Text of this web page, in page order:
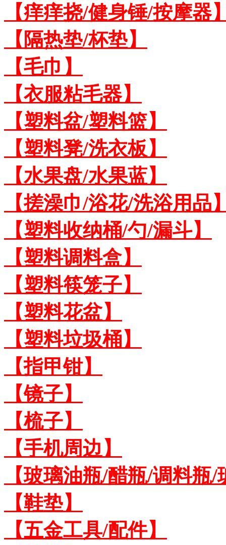
【痒痒挠/健身锤/按摩器
【隔热垫/杯垫】
【毛巾】
【衣服粘毛器】
【塑料盆/塑料篮】
【塑料凳/洗衣板】
【水果盘/水果蓝】
【搓澡巾/浴花/洗浴用品
【塑料收纳桶/勺/漏斗】
【塑料调料盒】
【塑料筷笼子】
【塑料花盆】
【塑料垃圾桶】
【指甲钳】
【镜子】
【梳子】
【手机周边】
【玻璃油瓶/醋瓶/调料瓶
【鞋垫】
【五金工具/配件】